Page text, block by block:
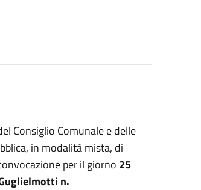
Consiglio Comunale e delle
in modalità mista, di
per il giorno 25
n.